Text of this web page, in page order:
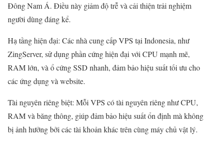
Đông Nam Á. Điều này giảm độ trễ và cải thiện trải nghiệm
người dùng đáng kể.
Hạ tầng hiện đại: Các nhà cung cấp VPS tại Indonesia, như
ZingServer, sử dụng phần cứng hiện đại với CPU mạnh mẽ,
RAM lớn, và ổ cứng SSD nhanh, đảm bảo hiệu suất tối ưu cho
các ứng dụng và website.
Tài nguyên riêng biệt: Mỗi VPS có tài nguyên riêng như CPU,
RAM và băng thông, giúp đảm bảo hiệu suất ổn định mà không
bị ảnh hưởng bởi các tài khoản khác trên cùng máy chủ vật lý.